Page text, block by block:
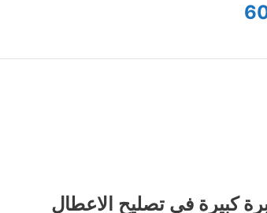
كبيرة في تصليح الاعطال